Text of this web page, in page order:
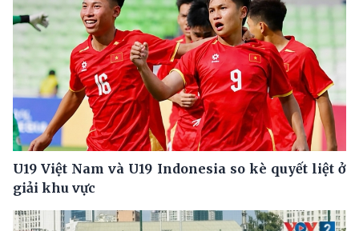
U19 Việt Nam và U19 Indonesia so kè quyết liệt ở
giải khu vực